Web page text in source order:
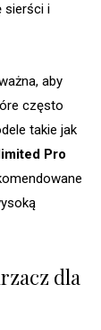
sierści i
aby
często
takie jak
Pro
dla